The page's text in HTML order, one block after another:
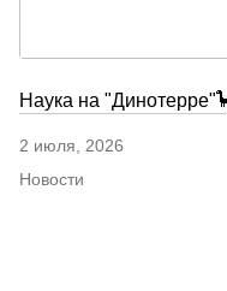
Наука на
2 июля, 2026
Новости